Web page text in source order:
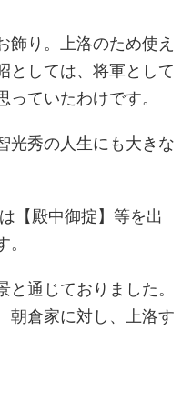
飾り。上洛のため使え
としては、将軍として
ていたわけです。
光秀の人生にも大きな
【殿中御掟】等を出
通じておりました。
朝倉家に対し、上洛す